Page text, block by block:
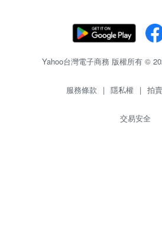
Yahoo台灣電子商務 版權所有 ©
服務條款 | 隱私權 | 拍
交易安全